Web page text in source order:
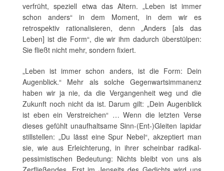
verfrüht, speziell etwa das Altern. „Leben ist immer
schon anders“ in dem Moment, in dem wir es
retrospektiv rationalisieren, denn „Anders [als das
Leben] ist die Form“, die wir ihm dadurch überstülpen:
Sie fließt nicht mehr, sondern fixiert.
„Leben ist immer schon anders, ist die Form: Dein
Augenblick.“ Mehr als solche Gegenwartsimmanenz
haben wir ja nie, da die Vergangenheit weg und die
Zukunft noch nicht da ist. Darum gilt: „Dein Augenblick
ist eben ein Verstreichen“ … Wenn die letzten Verse
dieses gefühlt unaufhaltsame Sinn-(Ent-)Gleiten lapidar
stillstellen: „Du lässt eine Spur Nebel“, akzeptiert man
sie, wie aus Erleichterung, in ihrer scheinbar radikal-
pessimistischen Bedeutung: Nichts bleibt von uns als